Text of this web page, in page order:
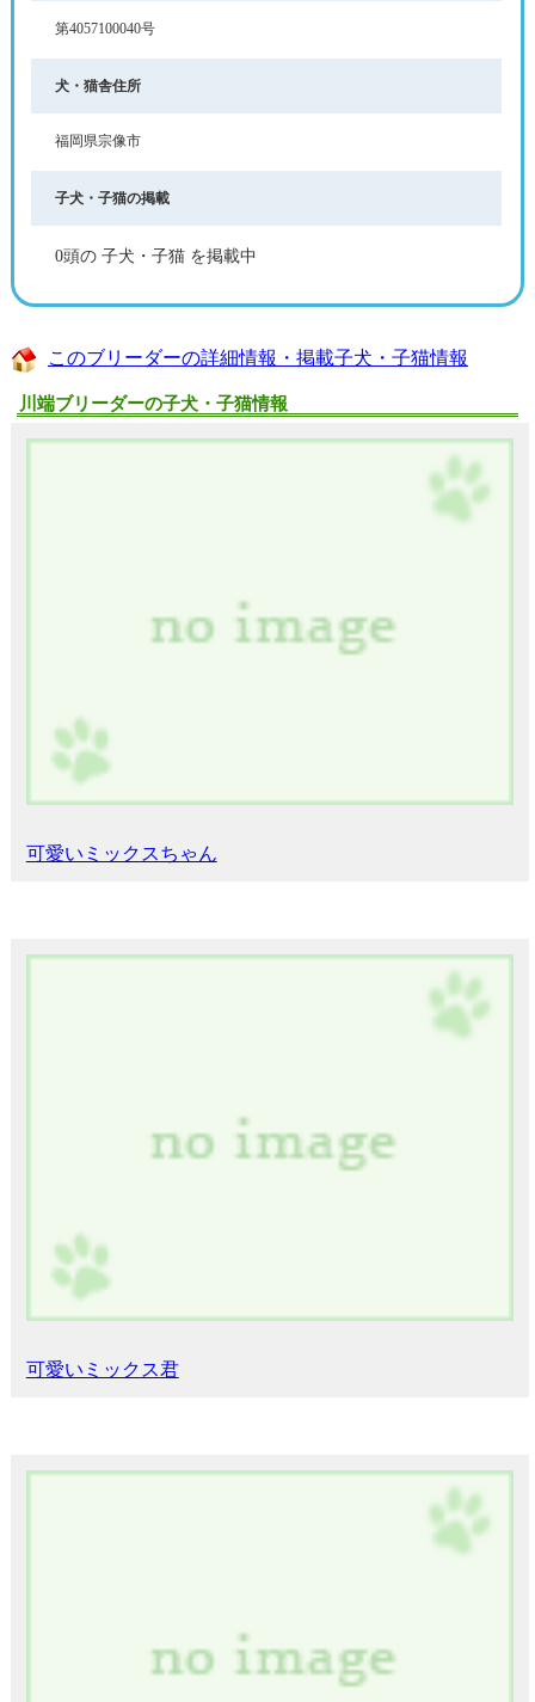
第4057100040号
犬・猫舎住所
福岡県宗像市
子犬・子猫の掲載
0頭の 子犬・子猫 を掲載中
このブリーダーの詳細情報・掲載子犬・子猫情報
川端ブリーダーの子犬・子猫情報
可愛いミックスちゃん
可愛いミックス君